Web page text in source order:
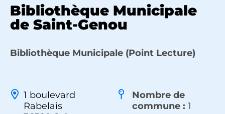
Bibliothèque Municipale
de Saint-Genou
Bibliothèque Municipale (Point Lecture)
1 boulevard
Rabelais
Nombre de
commune : 1